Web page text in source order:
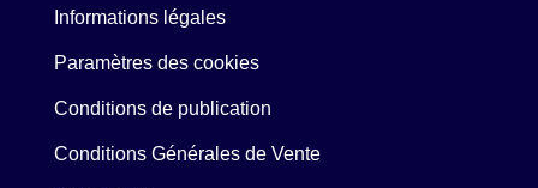
Informations légales
Paramètres des cookies
Conditions de publication
Conditions Générales de Vente